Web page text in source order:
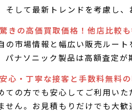
そして最新トレンドを考慮し、
きの高価買取価格！他店比較
の市場情報と幅広い販売ルー
パナソニック製品は高額査定
心・丁寧な接客と手数料無料
ての方でも安心してご利用い
せん。お見積もりだけでも大